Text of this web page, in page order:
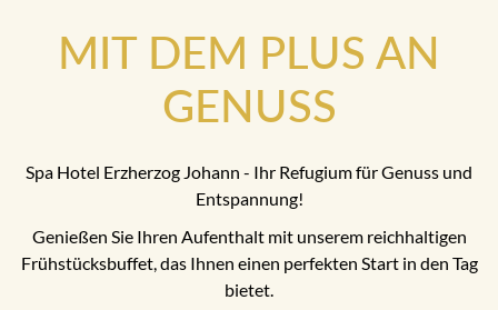
MIT DEM PLUS AN
GENUSS
Spa Hotel Erzherzog Johann - Ihr Refugium für Genuss und
Entspannung!
Genießen Sie Ihren Aufenthalt mit unserem reichhaltigen
Frühstücksbuffet, das Ihnen einen perfekten Start in den Tag
bietet.